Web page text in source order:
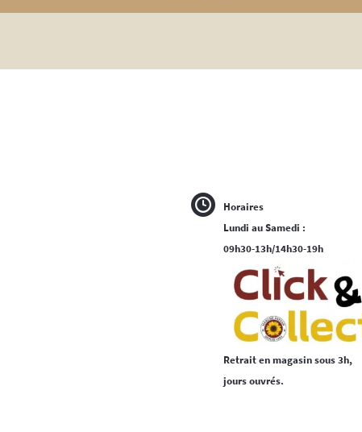
Horaires
Lundi au Samedi :
09h30-13h/14h30-19h
Retrait en magasin sous 3h,
jours ouvrés.